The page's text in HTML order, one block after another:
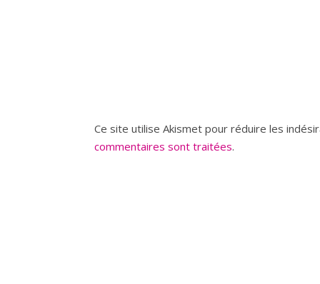
Ce site utilise Akismet pour réduire les
commentaires sont traitées.